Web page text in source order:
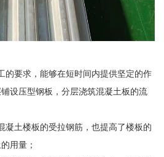
的要求，能够在短时间内提供坚定的作
设压型钢板，分层浇筑混凝土板的流
凝土楼板的受拉钢筋，也提高了楼板的
用量；